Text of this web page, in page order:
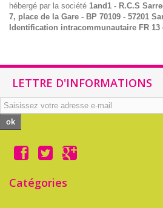
hébergé par la société 1and1 - R.C.S
7, place de la Gare - BP 70109 - 57201
Identification intracommunautaire FR 13
LETTRE D'INFORMATIONS
ok
Catégories